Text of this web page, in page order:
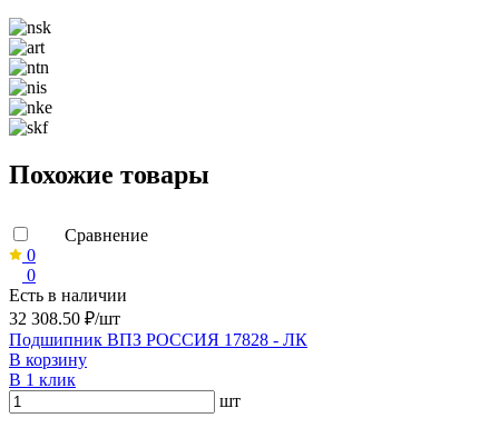
Похожие товары
Сравнение
0
0
Есть в наличии
32 308.50 ₽/шт
Подшипник ВПЗ РОССИЯ 17828 - ЛК
В корзину
В 1 клик
шт